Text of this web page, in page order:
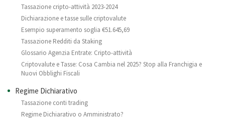
Tassazione cripto-attività 2023-2024
Dichiarazione e tasse sulle criptovalute
Esempio superamento soglia €51.645,69
Tassazione Redditi da Staking
Glossario Agenzia Entrate: Cripto-attività
Criptovalute e Tasse: Cosa Cambia nel 2025? Stop alla Franchigia e
Nuovi Obblighi Fiscali
Regime Dichiarativo
Tassazione conti trading
Regime Dichiarativo o Amministrato?